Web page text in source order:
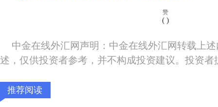
赞
( )
中金在线外汇网声明：中金在线外汇网转载上
述，仅供投资者参考，并不构成投资建议。投资
推荐阅读